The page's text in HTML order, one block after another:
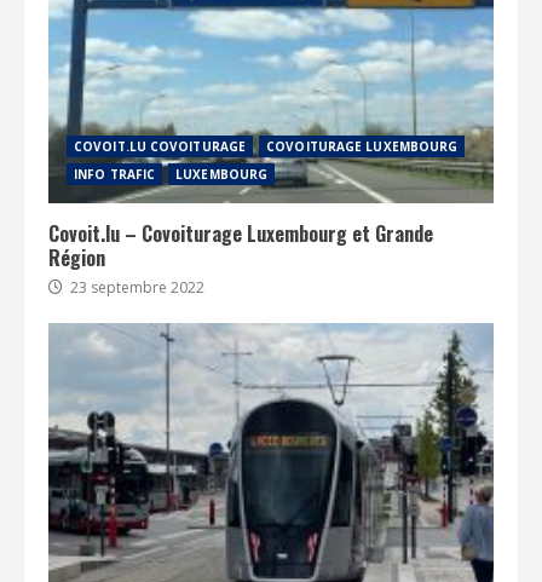
COVOIT.LU COVOITURAGE
COVOITURAGE LUXEMBOURG
INFO TRAFIC
LUXEMBOURG
Covoit.lu – Covoiturage Luxembourg et Grande
Région
23 septembre 2022